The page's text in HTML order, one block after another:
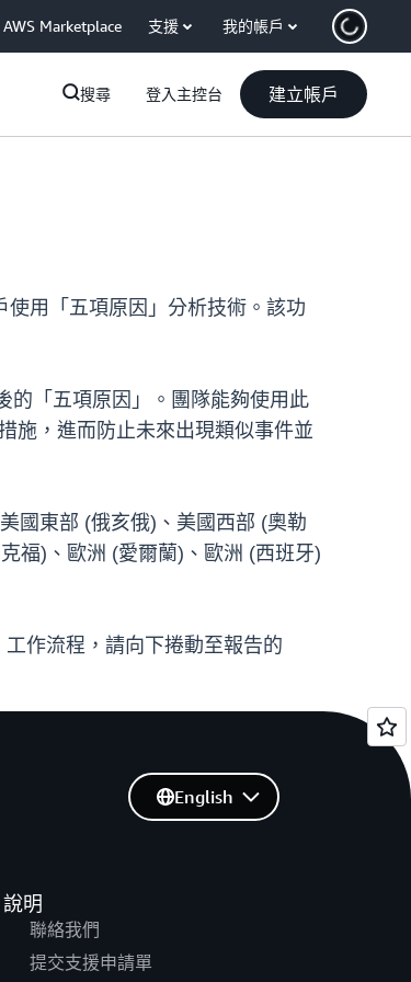
AWS Marketplace 支援 我的帳戶
搜尋 登入主控台 建立帳戶
用「五項原因」分析技術。該功
的「五項原因」。團隊能夠使用此
施，進而防止未來出現類似事件並
國東部 (俄亥俄)、美國西部 (奧勒
福)、歐洲 (愛爾蘭)、歐洲 (西班牙)
作流程，請向下捲動至報告的
說明
聯絡我們
提交支援申請單
English